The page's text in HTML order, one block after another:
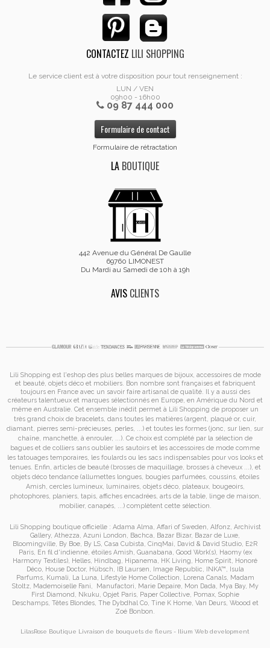
CONTACTEZ LILI SHOPPING
Le service client est à votre disposition pour tout renseignement :
LUN / VEN
09h00 - 16h00
09 87 444 000
Formulaire de contact
Formulaire de rétractation
LA BOUTIQUE
442 Avenue du Général De Gaulle
69760 LIMONEST
Du Mardi au Samedi de 10h à 19h
AVIS CLIENTS
Lili Shopping est l'eshop des plus belles marques de bijoux, accessoires de mode
et beauté, objets déco et mobiliers. Bon nombre sont françaises et fabriquent
toujours en France avec un savoir faire artisanal de qualité. Il y a aussi des
créateurs talentueux et marques sélectionnés en Europe, en Amérique du Nord et
même en Australie. Cet ensemble inédit permet à Lili Shopping de proposer un
très grand choix de bracelets , dans toutes les matières (argent, plaqué or, cuir,
diamant, pierres semi-précieuses, perles, ...) et toutes les formes (jonc, sur lien, sur
chaîne, manchette, à enrouler, ...). Ce choix est complété par la sélection de
bagues et de colliers sans oublier les sautoirs et les accessoires de mode comme
les tatouages temporaires, les foulards ou les sacs indispensables pour vos looks et
tenues. Enfin, articles de beauté (brosses de maquillage, brosses à cheveux ...), et
objets déco tendance (allumettes longues, bougies parfumées, coussins, étoiles
Amish , cercles lumineux, luminaires, objets déco, plateaux, bougeoirs,
photophores, planiers, tapis, affiches encadrées, arts de la table, linge de maison,
mobilier, canapés, ...) complètent cette sélection.
Lili Shopping boutique officielle : Adama Alma Affari of Sweden Alfonz, Archivist
Gallery, Athezza Azuni London Bachca Bazar Bizar, Bazar de Luxe
Bloomingville By Boe By LS Casa Cubista CinqMai David & David Studio E2R
Paris, En fil d'indienne, étoiles Amish Guanabana Good Work(s), Haomy (ex
Harmony Textiles), Helles Hindbag Hipanema HK Living Home Spirit
Honoré
Déco, House Doctor, Hübsch IB Laursen Image Republic INKA™
Isula
Parfums, Kumali La Luna Lifestyle Home Collection Lorena Canals, Madam
Stoltz, Mademoiselle Fani Manufactori Marie Depaire, Mon Dada Mya Bay, My
First Diamond
Nkuku Opjet Paris, Paper Collective, Pomax, Sophie
Deschamps, Têtes Blondes, The Dybdhal Co, Tine K Home, Van Deurs, Woood et
Zoé Bonbon
LilasRose Boutique Livraison de bouquets de fleurs - Ilium Web development